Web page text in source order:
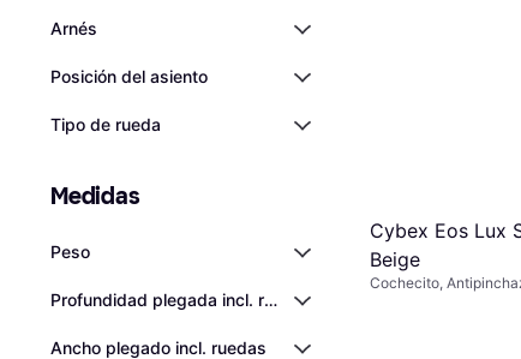
Arnés
Posición del asiento
Tipo de rueda
Medidas
Peso
Profundidad plegada incl. ruedas
Ancho plegado incl. ruedas
Cybex Eos Lux
Beige
Cochecito,